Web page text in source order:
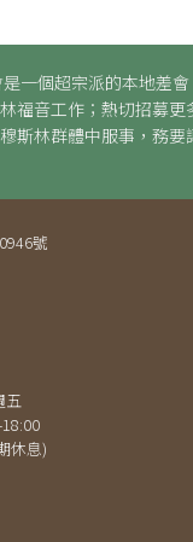
一個超宗派的本地差
福音工作；熱切招募更
斯林群體中服事，務要
號
五
休息)